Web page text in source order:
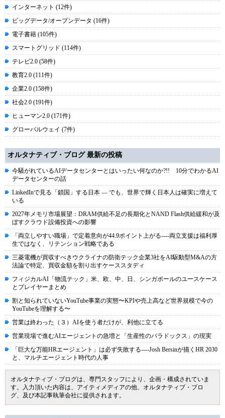
インターネット (12件)
ビッグデータ/オープンデータ (16件)
電子書籍 (105件)
スマートグリッド (114件)
テレビ2.0 (58件)
教育2.0 (111件)
企業2.0 (158件)
社会2.0 (191件)
ヒューマン2.0 (171件)
グローバルウェイ (7件)
オルタナティブ・ブログ 最新の投稿
今騒がれているAIデータセンターとはいったい何なのか?!! 10分でわかるAI
データセンターの話
LinkedInで見る「鎖国」する日本 ― でも、世界で輝く日本人は確実に増えて
いる
2027年メモリ市場展望：DRAM供給不足の長期化とNAND Flash供給緩和が及
ぼすクラウド設備投資への影響
「両立しやすい職場」で定着意向が44.9ポイント上がる----両立支援は福利厚
生ではなく、リテンション戦略である
三菱電機が買収すべきウクライナの防衛テック企業3社をAI駆動型M&Aの方
法論で特定、買収金額を割り出すケーススタディ
フィジカルAI「物流テック」米、欧、中、日、シンガポールのユースケース
とプレイヤーまとめ
割と知られていないYouTube事業の実態〜KPIや売上高など世界規模で今の
YouTubeを理解する〜
営業は終わった（３）AIを使う者だけが、利他に立てる
営業現場で進むAIエージェントの急増と「生産性のパラドックス」の現実
「巨大な万能HRエージェント」は必ず失敗する----Josh Bersinが描くHR 2030
と、マルチエージェント時代の人事
オルタナティブ・ブログは、専門スタッフにより、企画・構成されていま
す。入力頂いた内容は、アイティメディアの他、オルタナティブ・ブロ
グ、及び本記事執筆会社に提供されます。